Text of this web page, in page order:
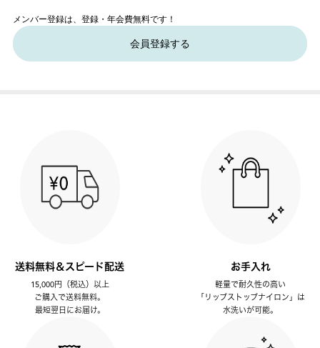
メンバー登録は、登録・年会費無料です！
会員登録する
送料無料＆スピード配送
15,000円（税込）以上
ご購入で送料無料。
最短翌日にお届け。
お手入れ
軽量で耐久性の高い
「リップストップナイロン」は
水洗いが可能。